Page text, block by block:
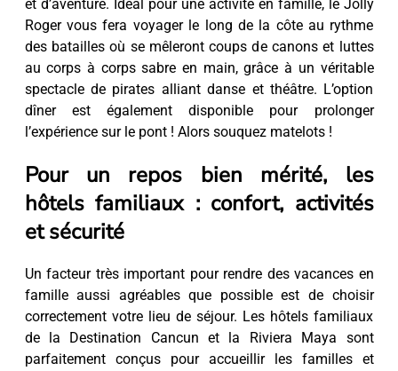
et d’aventure. Idéal pour une activité en famille, le Jolly
Roger vous fera voyager le long de la côte au rythme
des batailles où se mêleront coups de canons et luttes
au corps à corps sabre en main, grâce à un véritable
spectacle de pirates alliant danse et théâtre. L’option
dîner est également disponible pour prolonger
l’expérience sur le pont ! Alors souquez matelots !
Pour un repos bien mérité, les
hôtels familiaux : confort, activités
et sécurité
Un facteur très important pour rendre des vacances en
famille aussi agréables que possible est de choisir
correctement votre lieu de séjour. Les hôtels familiaux
de la Destination Cancun et la Riviera Maya sont
parfaitement conçus pour accueillir les familles et